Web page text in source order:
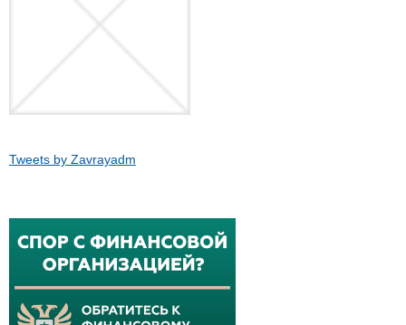
Tweets by Zavrayadm